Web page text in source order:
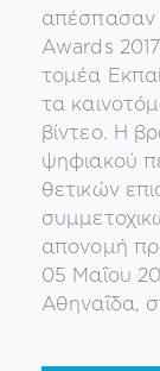
απέσπασαν
Awards
τομέα
τα
βίντεο. Η
ψηφιακού
θετικών
απονομή
05 Μαΐου
Αθηναΐδα,